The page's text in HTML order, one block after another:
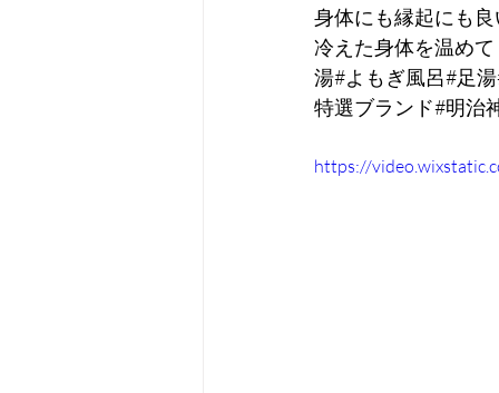
身体にも縁起にも
冷えた身体を温め
湯#よもぎ風呂#足
特選ブランド#明治
https://